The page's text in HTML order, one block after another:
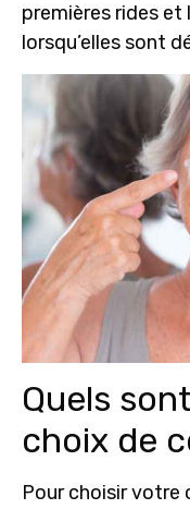
premières rides
lorsqu’elles sont
Quels
choix de
Pour choisir votre